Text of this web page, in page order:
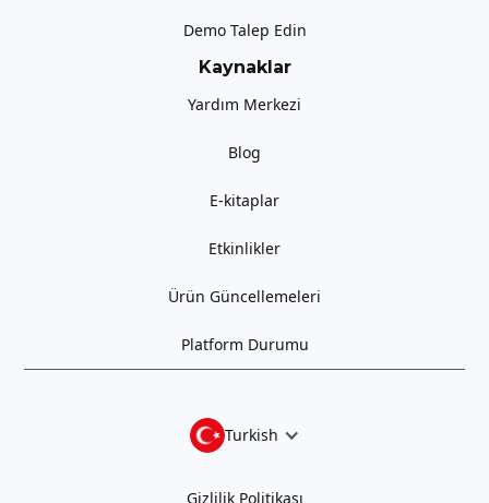
Demo Talep Edin
Kaynaklar
Yardım Merkezi
Blog
E-kitaplar
Etkinlikler
Ürün Güncellemeleri
Platform Durumu
Turkish
Gizlilik Politikası